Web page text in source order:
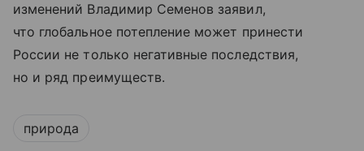
изменений Владимир Семенов заявил,
что глобальное потепление может принести
России не только негативные последствия,
но и ряд преимуществ.
природа